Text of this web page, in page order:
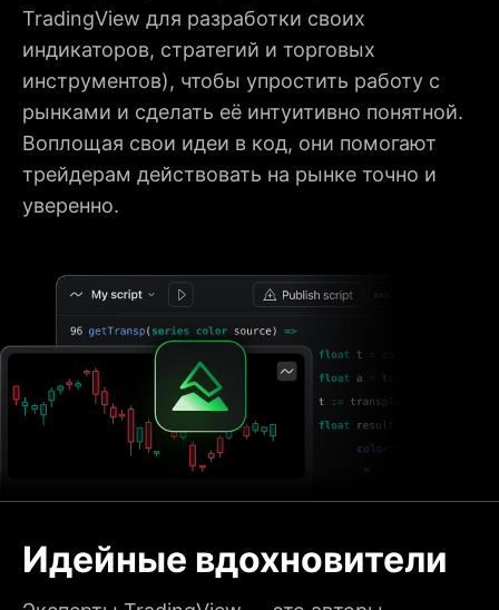
TradingView для разработки своих
индикаторов, стратегий и торговых
инструментов), чтобы упростить работу с
рынками и сделать её интуитивно понятной.
Воплощая свои идеи в код, они помогают
трейдерам действовать на рынке точно и
уверенно.
Идейные вдохновители